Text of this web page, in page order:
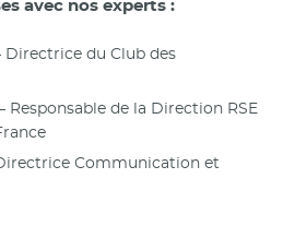
avec nos experts :
Directrice du Club des
Responsable de la Direction RSE
Communication et